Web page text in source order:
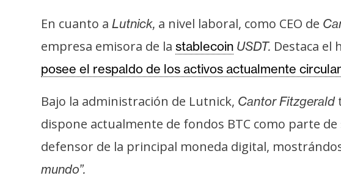
e
c
u
r
s
s
C
En cuanto a Lutnick, a nivel laboral, como CEO de
empresa emisora de la stablecoin USDT. Destaca el
posee el respaldo de los activos actualmente
Bajo la administración de Lutnick, Cantor Fitzgerald
dispone actualmente de fondos BTC como parte
defensor de la principal moneda digital,
mundo”.